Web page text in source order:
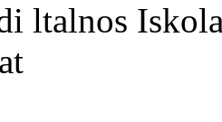
ltalnos